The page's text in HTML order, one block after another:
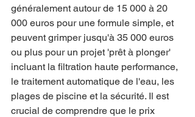
généralement autour de 15 000 à 20
000 euros pour une formule simple, et
peuvent grimper jusqu'à 35 000 euros
ou plus pour un projet 'prêt à plonger'
incluant la filtration haute performance,
le traitement automatique de l'eau, les
plages de piscine et la sécurité. Il est
crucial de comprendre que le prix